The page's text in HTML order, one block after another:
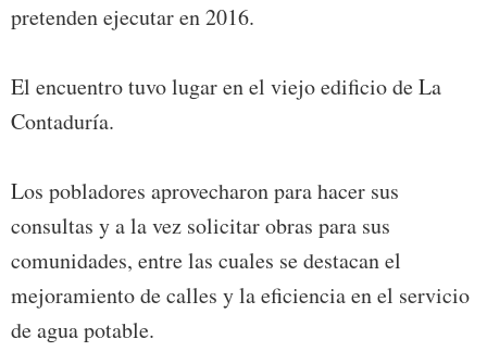
pretenden ejecutar en 2016.
El encuentro tuvo lugar en el viejo edificio de La
Contaduría.
Los pobladores aprovecharon para hacer sus
consultas y a la vez solicitar obras para sus
comunidades, entre las cuales se destacan el
mejoramiento de calles y la eficiencia en el servicio
de agua potable.